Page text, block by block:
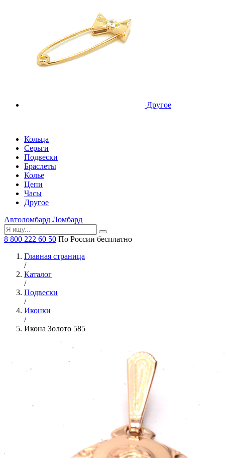
Другое
Кольца
Серьги
Подвески
Браслеты
Колье
Цепи
Часы
Другое
Автоломбард Ломбард
8 800 222 60 50 По России бесплатно
Главная страница
/
Каталог
/
Подвески
/
Иконки
/
Икона Золото 585